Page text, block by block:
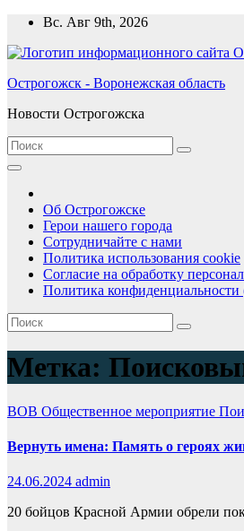
Перейти
содержимому
Вс. Авг 9th, 2026
Острогожск - Воронежская область
Новости Острогожска
Об Острогожске
Герои нашего города
Сотрудничайте с нами
Политика использования cookie
Согласие на обработку
Политика
Метка:
ВОВ Общественное мероприятие
Вернуть имена: Память о героях
24.06.2024 admin
20 бойцов Красной Армии обрели